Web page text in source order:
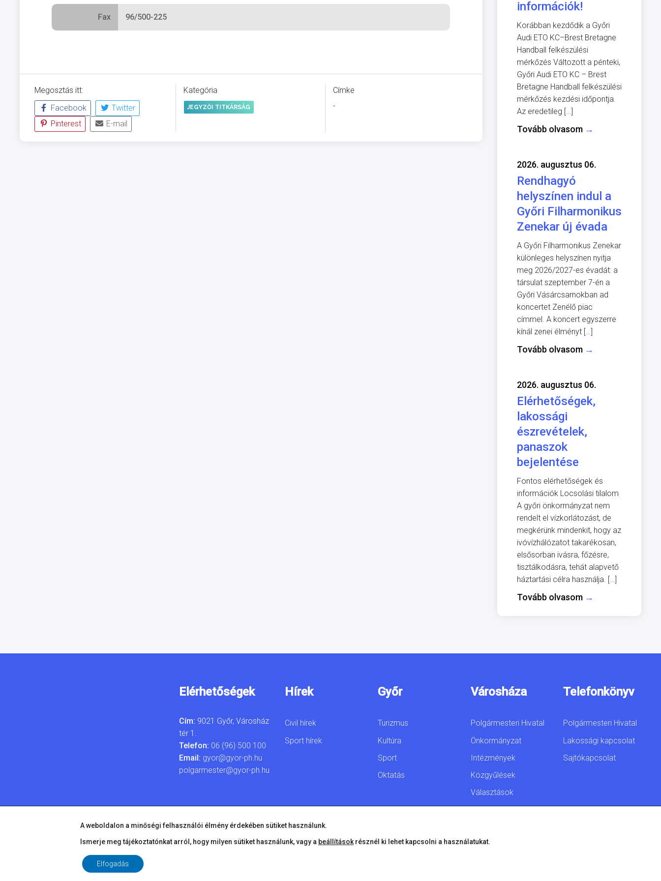
Fax 96/500-225
Megosztás itt:
Facebook
Twitter
Pinterest
E-mail
Kategória
JEGYZŐI TITKÁRSÁG
Címke
-
információk!
Korábban kezdődik a Győri
Audi ETO KC–Brest Bretagne
Handball felkészülési
mérkőzés Változott a pénteki,
Győri Audi ETO KC – Brest
Bretagne Handball felkészülési
mérkőzés kezdési időpontja.
Az eredetileg […]
Tovább olvasom →
2026. augusztus 06.
Rendhagyó
helyszínen indul a
Győri Filharmonikus
Zenekar új évada
A Győri Filharmonikus Zenekar
különleges helyszínen nyitja
meg 2026/2027-es évadát: a
társulat szeptember 7-én a
Győri Vásárcsarnokban ad
koncertet Zenélő piac
címmel. A koncert egyszerre
kínál zenei élményt […]
Tovább olvasom →
2026. augusztus 06.
Elérhetőségek,
lakossági
észrevételek,
panaszok
bejelentése
Fontos elérhetőségek és
információk Locsolási tilalom
A győri önkormányzat nem
rendelt el vízkorlátozást, de
megkérünk mindenkit, hogy az
ivóvízhálózatot takarékosan,
elsősorban ivásra, főzésre,
tisztálkodásra, tehát alapvető
háztartási célra használja. […]
Tovább olvasom →
Elérhetőségek
Cím: 9021 Győr, Városház
tér 1.
Telefon: 06 (96) 500 100
Email: gyor@gyor-ph.hu
polgarmester@gyor-ph.hu
Hírek
Civil hírek
Sport hírek
Győr
Turizmus
Kultúra
Sport
Oktatás
Városháza
Polgármesteri Hivatal
Önkormányzat
Intézmények
Közgyűlések
Választások
Telefonkönyv
Polgármesteri Hivatal
Lakossági kapcsolat
Sajtókapcsolat
A weboldalon a minőségi felhasználói élmény érdekében sütiket használunk.
Ismerje meg tájékoztatónkat arról, hogy milyen sütiket használunk, vagy a beállítások résznél ki lehet kapcsolni a használatukat.
Elfogadás